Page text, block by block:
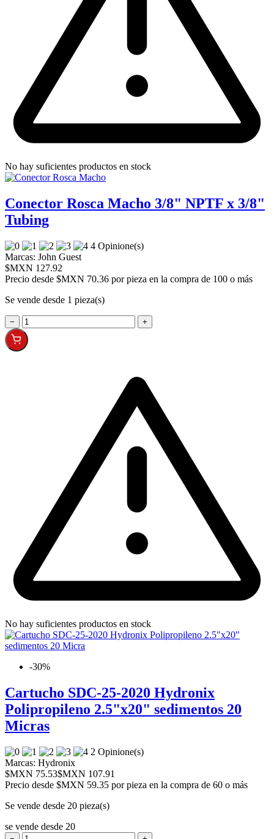
No hay suficientes productos en stock
Conector Rosca Macho 3/8" NPTF x 3/8"
Tubing
4 Opinione(s)
Marcas: John Guest
$MXN 127.92
Precio desde $MXN 70.36 por pieza en la compra de 100 o más
Se vende desde 1 pieza(s)
− +
No hay suficientes productos en stock
-30%
Cartucho SDC-25-2020 Hydronix
Polipropileno 2.5"x20" sedimentos 20
Micras
2 Opinione(s)
Marcas: Hydronix
$MXN 75.53$MXN 107.91
Precio desde $MXN 59.35 por pieza en la compra de 60 o más
Se vende desde 20 pieza(s)
se vende desde 20